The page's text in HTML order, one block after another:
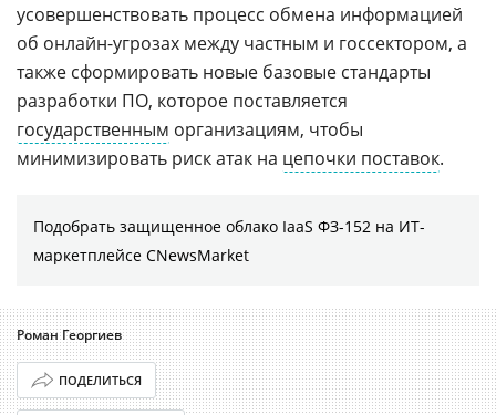
усовершенствовать процесс обмена информацией
об онлайн-угрозах между частным и госсектором, а
также сформировать новые базовые стандарты
разработки ПО, которое поставляется
государственным организациям, чтобы
минимизировать риск атак на цепочки поставок.
Подобрать защищенное облако IaaS ФЗ-152 на ИТ-
маркетплейсе CNewsMarket
Роман Георгиев
ПОДЕЛИТЬСЯ